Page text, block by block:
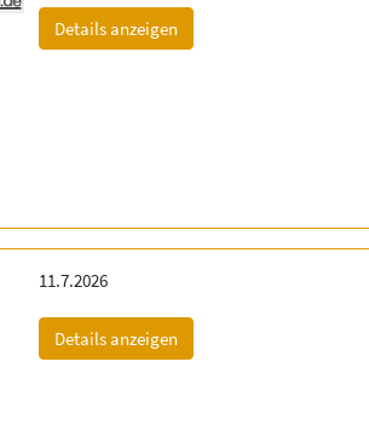
Details anzeigen(ID: 2055407)
Erscheinungsdatum:
11.7.2026
Details anzeigen(ID: 2058627)